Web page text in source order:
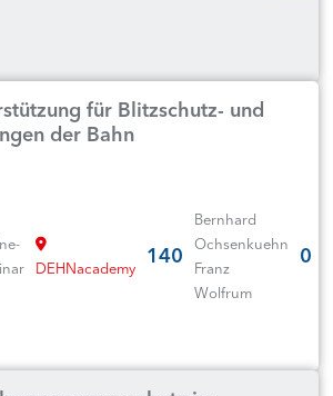
für Blitzschutz- und
der Bahn
DEHNacademy 140
Bernhard
Ochsenkuehn
Franz
Wolfrum
0